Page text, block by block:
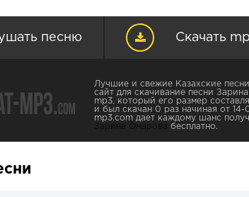
песню Скачать
Лучшие и свежие Казахские
сайт для скачивание песни
mp3, который его размер
и был скачан 0 раз начиная от
mp3.com дает каждому шанс
Зарина Омарова бесплатно.